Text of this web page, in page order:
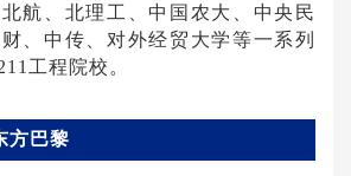
航、北理工、中国农大、中央民
、中传、对外经贸大学等一系列
工程院校。
方巴黎